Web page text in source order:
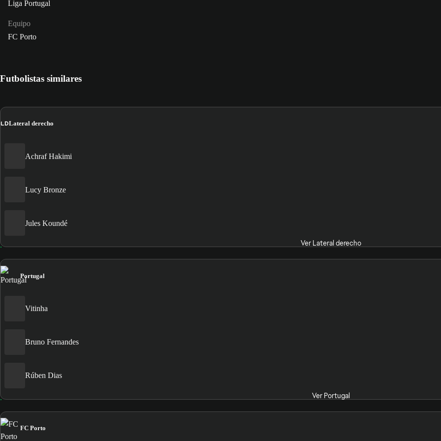
Liga Portugal
Equipo
FC Porto
Futbolistas similares
LDLateral derecho
Achraf Hakimi
Lucy Bronze
Jules Koundé
Ver Lateral derecho
Portugal
Vitinha
Bruno Fernandes
Rúben Dias
Ver Portugal
FC Porto